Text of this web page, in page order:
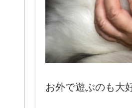
お外で遊ぶのも大